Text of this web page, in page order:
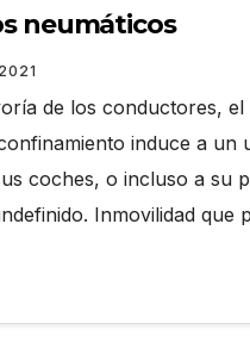
neumáticos
de los conductores, el
induce a un
coches, o incluso a su
Inmovilidad que